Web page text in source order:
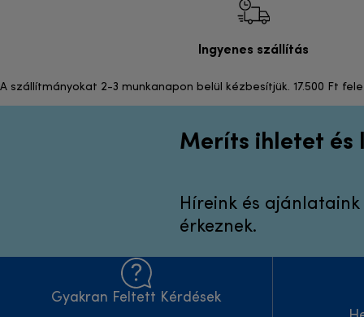
Ingyenes szállítás
A szállítmányokat 2-3 munkanapon belül kézbesítjük. 17.500 Ft
Meríts ihletet és
Híreink és
érkeznek.
Gyakran Feltett Kérdések